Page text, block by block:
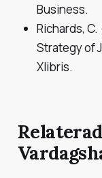
Business.
Richards,
Strategy of
Xlibris.